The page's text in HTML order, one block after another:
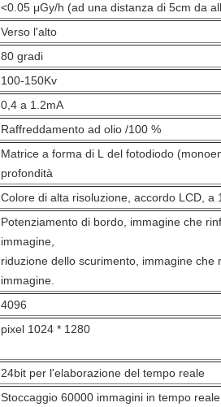
<0.05 μGy/h (ad una distanza di 5cm da
Verso l'alto
80 gradi
100-150Kv
0,4 a 1.2mA
Raffreddamento ad olio /100 %
Matrice a forma di L del fotodiodo
profondità
Colore di alta risoluzione, accordo LCD, a
Potenziamento di bordo, immagine che
immagine,
riduzione dello scurimento, immagine che
immagine.
4096
pixel 1024 * 1280
24bit per l'elaborazione del tempo reale
Stoccaggio 60000 immagini in tempo reale